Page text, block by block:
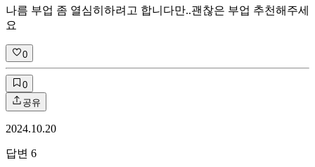
나름 부업 좀 열심히하려고 합니다만..괜찮은 부업 추천해주세
요
0
0
공유
2024.10.20
답변 6